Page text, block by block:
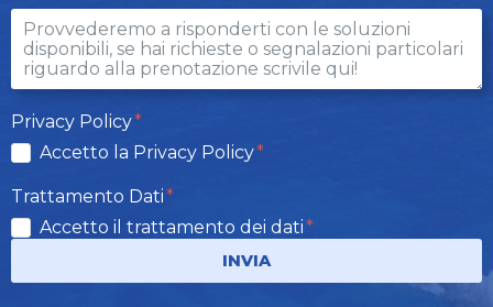
Privacy Policy
Accetto la Privacy Policy
Trattamento Dati
Accetto il trattamento dei dati
INVIA